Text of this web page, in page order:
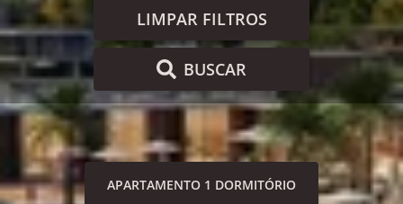
LIMPAR FILTROS
BUSCAR
APARTAMENTO 1 DORMITÓRIO